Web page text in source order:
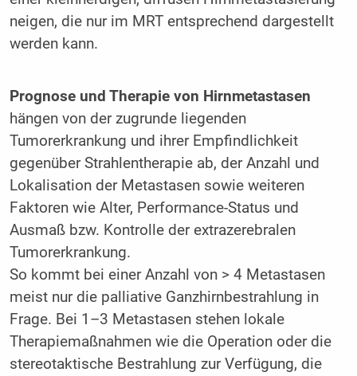
neigen, die nur im MRT entsprechend dargestellt
werden kann.
Prognose und Therapie von Hirnmetastasen
hängen von der zugrunde liegenden
Tumorerkrankung und ihrer Empfindlichkeit
gegenüber Strahlentherapie ab, der Anzahl und
Lokalisation der Metastasen sowie weiteren
Faktoren wie Alter, Performance-Status und
Ausmaß bzw. Kontrolle der extrazere­bralen
Tumorerkrankung.
So kommt bei einer Anzahl von > 4 Metastasen
meist nur die palliative Ganzhirnbestrahlung in
Frage. Bei 1–3 Metastasen stehen lokale
Therapiemaßnahmen wie die Operation oder die
stereotaktische Bestrahlung zur Verfügung, die